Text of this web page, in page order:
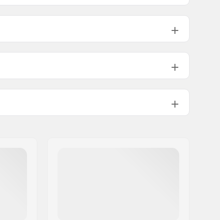
(5.25") 90A
7.75 - 8.00"
Kromiteräs
55